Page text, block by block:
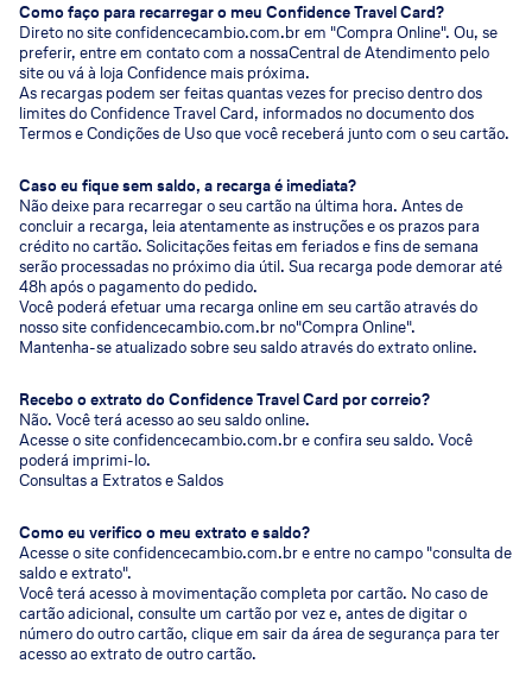
Como faço para recarregar o meu Confidence Travel Card?
Direto no site confidencecambio.com.br em "Compra Online". Ou, se
preferir, entre em contato com a nossaCentral de Atendimento pelo
site ou vá à loja Confidence mais próxima.
As recargas podem ser feitas quantas vezes for preciso dentro dos
limites do Confidence Travel Card, informados no documento dos
Termos e Condições de Uso que você receberá junto com o seu cartão.
Caso eu fique sem saldo, a recarga é imediata?
Não deixe para recarregar o seu cartão na última hora. Antes de
concluir a recarga, leia atentamente as instruções e os prazos para
crédito no cartão. Solicitações feitas em feriados e fins de semana
serão processadas no próximo dia útil. Sua recarga pode demorar até
48h após o pagamento do pedido.
Você poderá efetuar uma recarga online em seu cartão através do
nosso site confidencecambio.com.br no"Compra Online".
Mantenha-se atualizado sobre seu saldo através do extrato online.
Recebo o extrato do Confidence Travel Card por correio?
Não. Você terá acesso ao seu saldo online.
Acesse o site confidencecambio.com.br e confira seu saldo. Você
poderá imprimi-lo.
Consultas a Extratos e Saldos
Como eu verifico o meu extrato e saldo?
Acesse o site confidencecambio.com.br e entre no campo "consulta de
saldo e extrato".
Você terá acesso à movimentação completa por cartão. No caso de
cartão adicional, consulte um cartão por vez e, antes de digitar o
número do outro cartão, clique em sair da área de segurança para ter
acesso ao extrato de outro cartão.